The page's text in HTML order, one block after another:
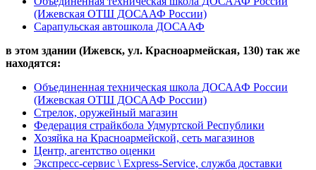
(Ижевская ОТШ ДОСААФ России)
Сарапульская автошкола ДОСААФ
в этом здании (Ижевск, ул. Красноармейская, 130) так же
находятся:
Объединенная техническая школа ДОСААФ России
(Ижевская ОТШ ДОСААФ России)
Стрелок, оружейный магазин
Федерация страйкбола Удмуртской Республики
Хозяйка на Красноармейской, сеть магазинов
Центр, агентство оценки
Экспресс-сервис \ Express-Service, служба доставки